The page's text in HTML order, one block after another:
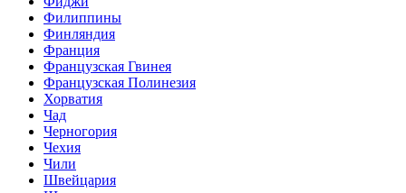
Филиппины
Финляндия
Франция
Французская Гвинея
Французская Полинезия
Хорватия
Чад
Черногория
Чехия
Чили
Швейцария